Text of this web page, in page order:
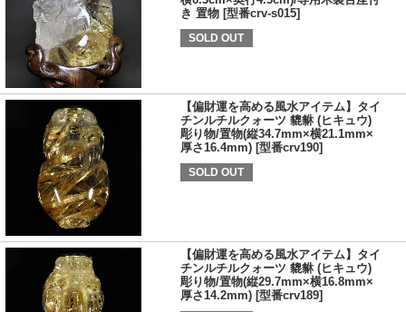
き 置物 [型番crv-s015]
SOLD OUT
【偏財運を高める風水アイテム】タイ
チンルチルクォーツ 貔貅 (ヒキュウ)
彫り物/置物(縦34.7mm×横21.1mm×
厚さ16.4mm) [型番crv190]
SOLD OUT
【偏財運を高める風水アイテム】タイ
チンルチルクォーツ 貔貅 (ヒキュウ)
彫り物/置物(縦29.7mm×横16.8mm×
厚さ14.2mm) [型番crv189]